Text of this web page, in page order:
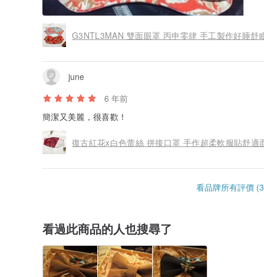
G3NTL3MAN 雙面眼罩 丙申零肆 手工製作好睡舒
june
6 年前
簡潔又美麗，很喜歡！
復古紅花x白色蕾絲 拼接口罩 手作超柔軟服貼舒適
看品牌所有評價
看過此商品的人也搜尋了